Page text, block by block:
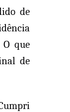
de
O que
de